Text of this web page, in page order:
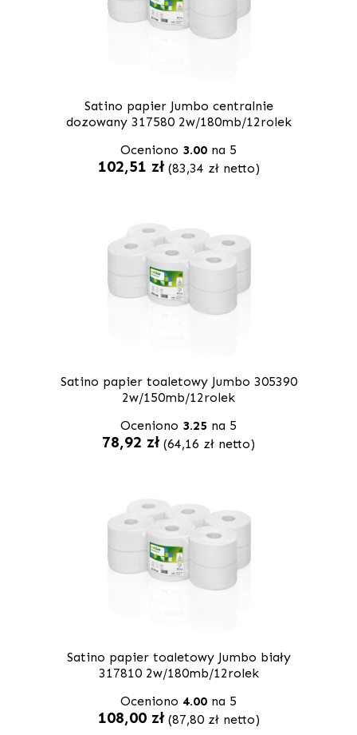
Satino papier Jumbo centralnie
dozowany 317580 2w/180mb/12rolek
Oceniono 3.00 na 5
102,51 zł(83,34 złnetto)
Satino papier toaletowy Jumbo 305390
2w/150mb/12rolek
Oceniono 3.25 na 5
78,92 zł (64,16 zł netto)
Satino papier toaletowy Jumbo biały
317810 2w/180mb/12rolek
Oceniono 4.00 na 5
108,00 zł(87,80 złnetto)